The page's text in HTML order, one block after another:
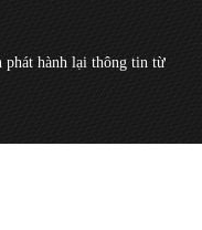
hành lại thông tin từ